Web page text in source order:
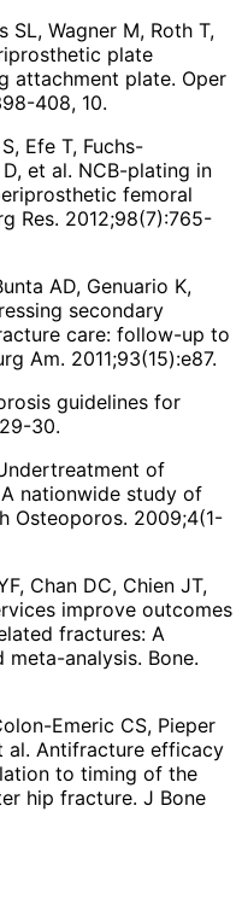
Wagner M, Roth T,
plate
attachment plate. Oper
408, 10.
Efe T, Fuchs-
et al. NCB-plating in
femoral
Res. 2012;98(7):765-
AD, Genuario K,
secondary
care: follow-up to
Am. 2011;93(15):e87.
guidelines for
30.
of
nationwide study of
Osteoporos. 2009;4(1-
Chan DC, Chien JT,
improve outcomes
fractures: A
analysis. Bone.
Emeric CS, Pieper
al. Antifracture efficacy
to timing of the
hip fracture. J Bone